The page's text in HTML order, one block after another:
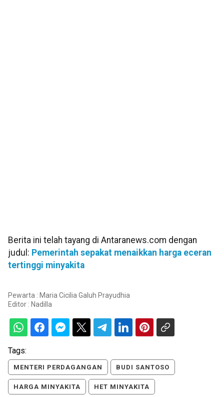
Berita ini telah tayang di Antaranews.com dengan
judul: Pemerintah sepakat menaikkan harga eceran
tertinggi minyakita
Pewarta : Maria Cicilia Galuh Prayudhia
Editor : Nadilla
Tags:
MENTERI PERDAGANGAN BUDI SANTOSO
HARGA MINYAKITA HET MINYAKITA